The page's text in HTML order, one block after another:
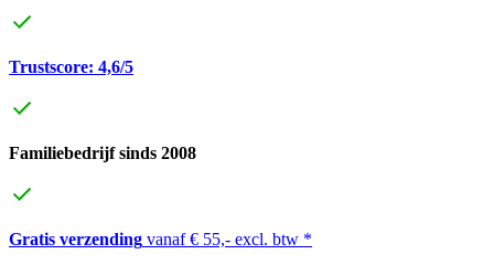
Trustscore: 4,6/5
Familiebedrijf sinds 2008
Gratis verzending vanaf € 55,- excl. btw *